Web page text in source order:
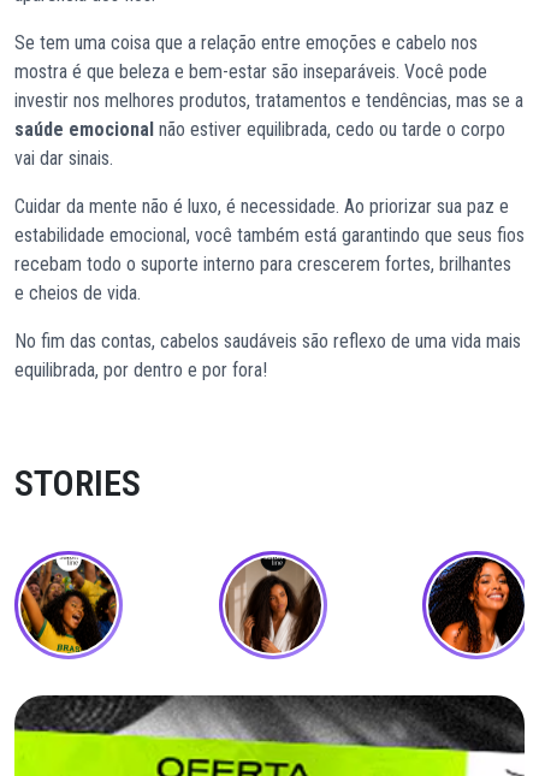
Se tem uma coisa que a relação entre emoções e cabelo nos
mostra é que beleza e bem-estar são inseparáveis. Você pode
investir nos melhores produtos, tratamentos e tendências, mas se a
saúde emocional não estiver equilibrada, cedo ou tarde o corpo
vai dar sinais.
Cuidar da mente não é luxo, é necessidade. Ao priorizar sua paz e
estabilidade emocional, você também está garantindo que seus fios
recebam todo o suporte interno para crescerem fortes, brilhantes
e cheios de vida.
No fim das contas, cabelos saudáveis são reflexo de uma vida mais
equilibrada, por dentro e por fora!
STORIES